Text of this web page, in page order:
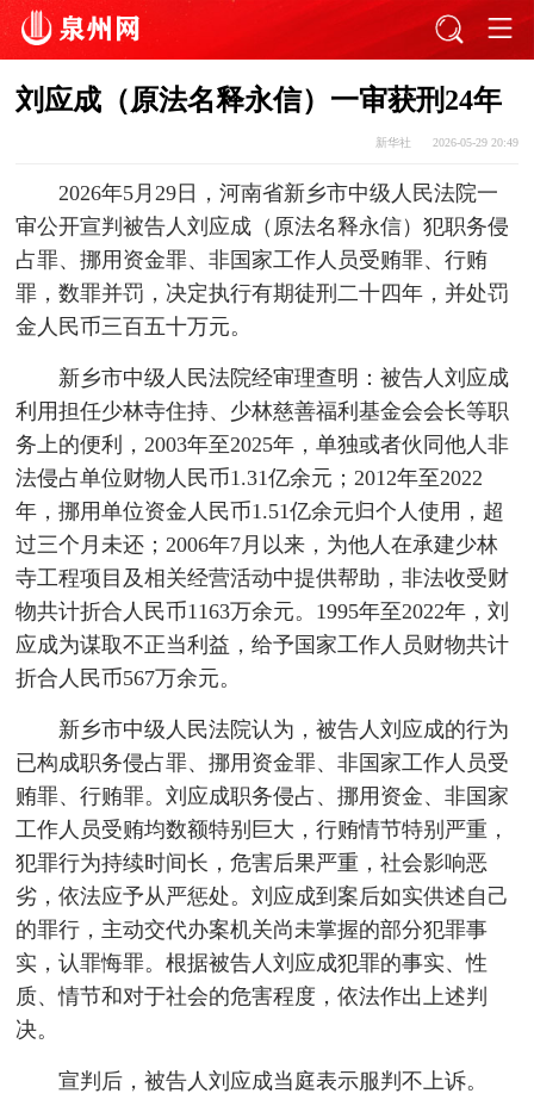
刘应成（原法名释永信）一审获刑24年
新华社 2026-05-29 20:49
2026年5月29日，河南省新乡市中级人民法院一
审公开宣判被告人刘应成（原法名释永信）犯职务侵
占罪、挪用资金罪、非国家工作人员受贿罪、行贿
罪，数罪并罚，决定执行有期徒刑二十四年，并处罚
金人民币三百五十万元。
新乡市中级人民法院经审理查明：被告人刘应成
利用担任少林寺住持、少林慈善福利基金会会长等职
务上的便利，2003年至2025年，单独或者伙同他人非
法侵占单位财物人民币1.31亿余元；2012年至2022
年，挪用单位资金人民币1.51亿余元归个人使用，超
过三个月未还；2006年7月以来，为他人在承建少林
寺工程项目及相关经营活动中提供帮助，非法收受财
物共计折合人民币1163万余元。1995年至2022年，刘
应成为谋取不正当利益，给予国家工作人员财物共计
折合人民币567万余元。
新乡市中级人民法院认为，被告人刘应成的行为
已构成职务侵占罪、挪用资金罪、非国家工作人员受
贿罪、行贿罪。刘应成职务侵占、挪用资金、非国家
工作人员受贿均数额特别巨大，行贿情节特别严重，
犯罪行为持续时间长，危害后果严重，社会影响恶
劣，依法应予从严惩处。刘应成到案后如实供述自己
的罪行，主动交代办案机关尚未掌握的部分犯罪事
实，认罪悔罪。根据被告人刘应成犯罪的事实、性
质、情节和对于社会的危害程度，依法作出上述判
决。
宣判后，被告人刘应成当庭表示服判不上诉。